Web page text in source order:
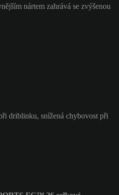
nártem zahrává se zvýšenou
driblinku, snížená chybovost při